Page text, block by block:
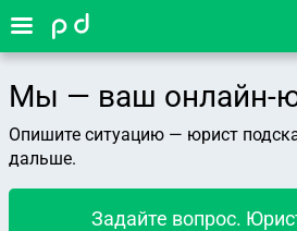
Мы — ваш онлайн-
Опишите ситуацию — юрист
дальше.
Задайте вопрос.